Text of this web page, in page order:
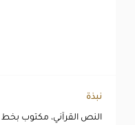
نبذة
النص القرآني، مكتوب